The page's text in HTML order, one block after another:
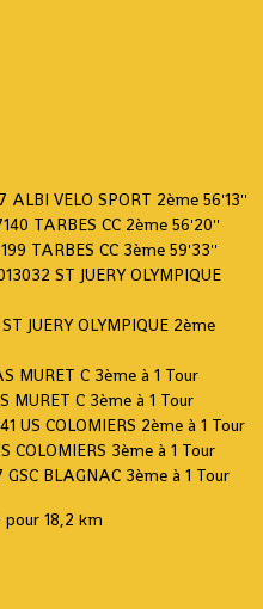
ALBI VELO SPORT 2ème 56'13''
TARBES CC 2ème 56'20''
TARBES CC 3ème 59'33''
ST JUERY OLYMPIQUE
JUERY OLYMPIQUE 2ème
MURET C 3ème à 1 Tour
MURET C 3ème à 1 Tour
US COLOMIERS 2ème à 1 Tour
COLOMIERS 3ème à 1 Tour
BLAGNAC 3ème à 1 Tour
18,2 km